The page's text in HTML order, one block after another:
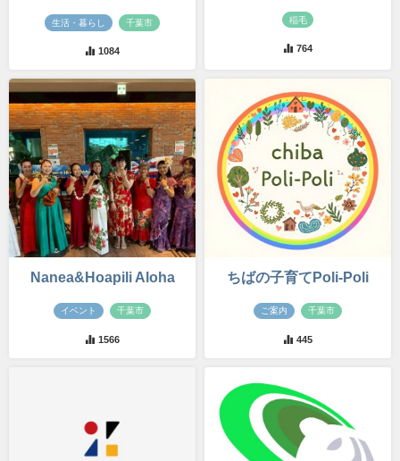
生活・暮らし 千葉市
1084
稲毛
764
Nanea&Hoapili Aloha
イベント 千葉市
1566
ちばの子育てPoli‐Poli
ご案内 千葉市
445